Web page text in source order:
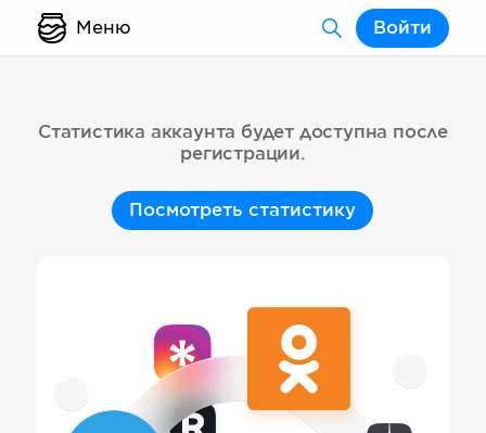
Меню Войти
Статистика аккаунта будет доступна после
регистрации.
Посмотреть статистику